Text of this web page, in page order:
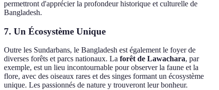
permettront d'apprécier la profondeur historique et culturelle de
Bangladesh.
7. Un Écosystème Unique
Outre les Sundarbans, le Bangladesh est également le foyer de
diverses forêts et parcs nationaux. La forêt de Lawachara, par
exemple, est un lieu incontournable pour observer la faune et la
flore, avec des oiseaux rares et des singes formant un écosystème
unique. Les passionnés de nature y trouveront leur bonheur.